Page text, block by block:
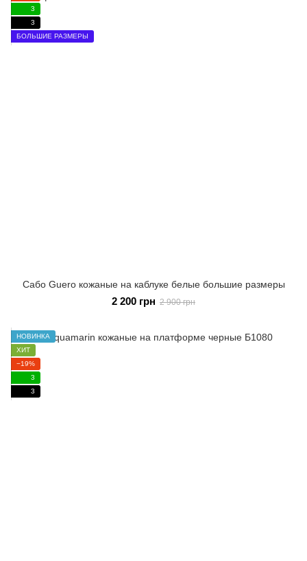
3
3
БОЛЬШИЕ РАЗМЕРЫ
Сабо Guero кожаные на каблуке белые большие размеры
2 200 грн 2 900 грн
НОВИНКА
ХИТ
−19%
3
3